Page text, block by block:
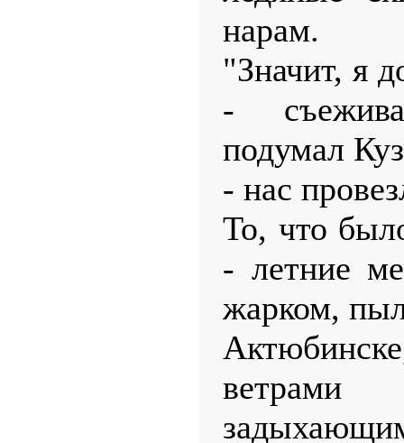
нарам.
"Значит, я
-
подумал
- нас
То, что
- летние
жарком,